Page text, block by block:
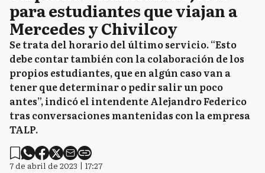
para estudiantes que viajan a
Mercedes y Chivilcoy
Se trata del horario del último servicio. “Esto
debe contar también con la colaboración de los
propios estudiantes, que en algún caso van a
tener que determinar o pedir salir un poco
antes”, indicó el intendente Alejandro Federico
tras conversaciones mantenidas con la empresa
TALP.
7 de abril de 2023 | 17:27